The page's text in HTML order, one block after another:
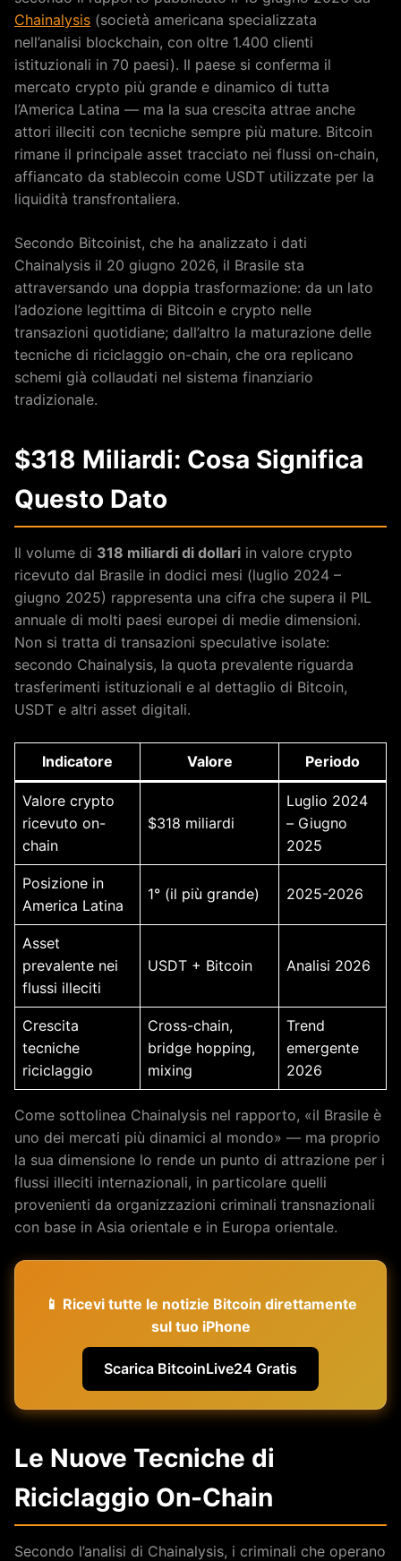
Chainalysis (società americana specializzata
nell’analisi blockchain, con oltre 1.400 clienti
istituzionali in 70 paesi). Il paese si conferma il
mercato crypto più grande e dinamico di tutta
l’America Latina — ma la sua crescita attrae anche
attori illeciti con tecniche sempre più mature. Bitcoin
rimane il principale asset tracciato nei flussi on-chain,
affiancato da stablecoin come USDT utilizzate per la
liquidità transfrontaliera.
Secondo Bitcoinist, che ha analizzato i dati
Chainalysis il 20 giugno 2026, il Brasile sta
attraversando una doppia trasformazione: da un lato
l’adozione legittima di Bitcoin e crypto nelle
transazioni quotidiane; dall’altro la maturazione delle
tecniche di riciclaggio on-chain, che ora replicano
schemi già collaudati nel sistema finanziario
tradizionale.
$318 Miliardi: Cosa Significa
Questo Dato
Il volume di 318 miliardi di dollari in valore crypto
ricevuto dal Brasile in dodici mesi (luglio 2024 –
giugno 2025) rappresenta una cifra che supera il PIL
annuale di molti paesi europei di medie dimensioni.
Non si tratta di transazioni speculative isolate:
secondo Chainalysis, la quota prevalente riguarda
trasferimenti istituzionali e al dettaglio di Bitcoin,
USDT e altri asset digitali.
Indicatore Valore Periodo
Valore crypto
ricevuto on-
chain
$318 miliardi
Luglio 2024
– Giugno
2025
Posizione in
America Latina
1° (il più grande) 2025-2026
Asset
prevalente nei
flussi illeciti
USDT + Bitcoin Analisi 2026
Crescita
tecniche
riciclaggio
Cross-chain,
bridge hopping,
mixing
Trend
emergente
2026
Come sottolinea Chainalysis nel rapporto, «il Brasile è
uno dei mercati più dinamici al mondo» — ma proprio
la sua dimensione lo rende un punto di attrazione per i
flussi illeciti internazionali, in particolare quelli
provenienti da organizzazioni criminali transnazionali
con base in Asia orientale e in Europa orientale.
📱 Ricevi tutte le notizie Bitcoin direttamente
sul tuo iPhone
Scarica BitcoinLive24 Gratis
Le Nuove Tecniche di
Riciclaggio On-Chain
Secondo l’analisi di Chainalysis, i criminali che operano